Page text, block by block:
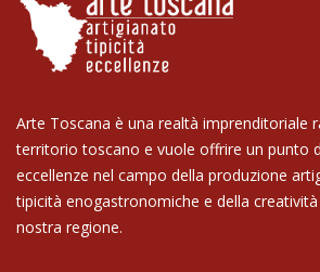
Arte Toscana è una realtà imprenditoriale
territorio toscano e vuole offrire un punto
eccellenze nel campo della produzione
tipicità enogastronomiche e della
nostra regione.